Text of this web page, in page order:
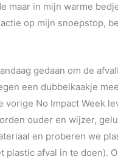
maar in mijn warme
op mijn snoepstop,
gedaan om de
een dubbelkaakje
No Impact Week
ouder en wijzer,
en proberen we
afval in te doen).